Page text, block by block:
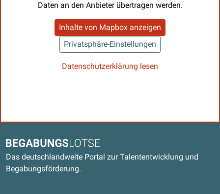
Daten an den Anbieter übertragen werden.
Inhalte von Mapbox anzeigen
Privatsphäre-Einstellungen
Datenschutzerklärung lesen
Begabungslotse
Das deutschlandweite Portal zur Talententwicklung und
Begabungsförderung.